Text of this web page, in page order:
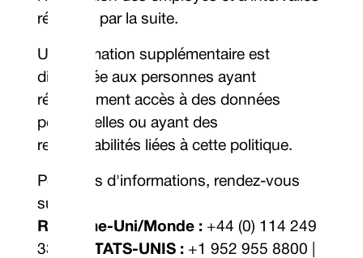
réguliers par la suite.
Une formation supplémentaire est
dispensée aux personnes ayant
régulièrement accès à des données
personnelles ou ayant des
responsabilités liées à cette politique.
Pour plus d'informations, rendez-vous
sur :
Royaume-Uni/Monde : +44 (0) 114 249
3333 |
ÉTATS-UNIS : +1 952 955 8800 |